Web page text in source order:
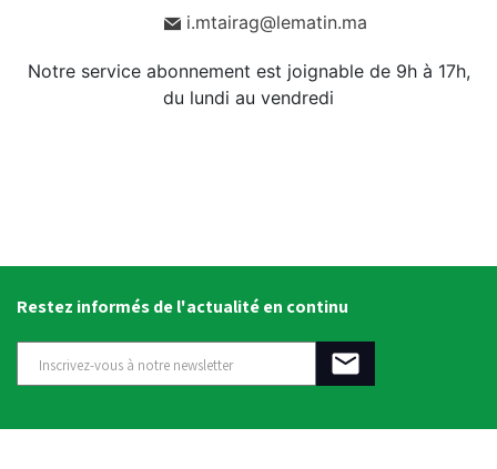
i.mtairag@lematin.ma
Notre service abonnement est joignable de 9h à 17h,
du lundi au vendredi
Restez informés de l'actualité en continu